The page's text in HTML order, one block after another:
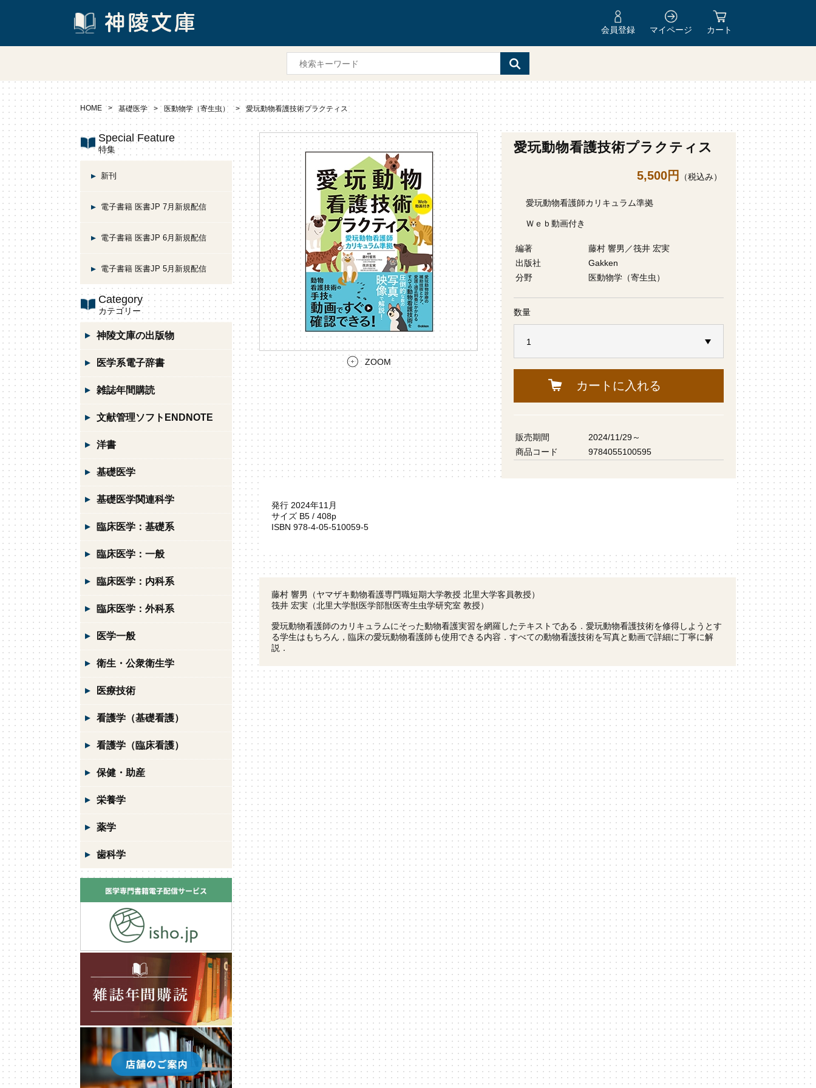
会員登録 マイページ カート
HOME 基礎医学 医動物学（寄生虫） 愛玩動物看護技術プラクティス
ZOOM
愛玩動物看護技術プラクティス
5,500円 （税込み）
愛玩動物看護師カリキュラム準拠
Ｗｅｂ動画付き
編著
藤村 響男／筏井 宏実
出版社
Gakken
分野
医動物学（寄生虫）
数量
カートに入れる
販売期間
2024/11/29～
商品コード
9784055100595
発行 2024年11月
サイズ B5 / 408p
ISBN 978-4-05-510059-5
藤村 響男（ヤマザキ動物看護専門職短期大学教授 北里大学客員教授）
筏井 宏実（北里大学獣医学部獣医寄生虫学研究室 教授）
愛玩動物看護師のカリキュラムにそった動物看護実習を網羅したテキストである．愛玩動物看護技術を修得しようとす
る学生はもちろん，臨床の愛玩動物看護師も使用できる内容．すべての動物看護技術を写真と動画で詳細に丁寧に解
説．
Special Feature
特集
新刊
電子書籍 医書JP 7月新規配信
電子書籍 医書JP 6月新規配信
電子書籍 医書JP 5月新規配信
Category
カテゴリー
神陵文庫の出版物
医学系電子辞書
雑誌年間購読
文献管理ソフトENDNOTE
洋書
基礎医学
基礎医学関連科学
臨床医学：基礎系
臨床医学：一般
臨床医学：内科系
臨床医学：外科系
医学一般
衛生・公衆衛生学
医療技術
看護学（基礎看護）
看護学（臨床看護）
保健・助産
栄養学
薬学
歯科学